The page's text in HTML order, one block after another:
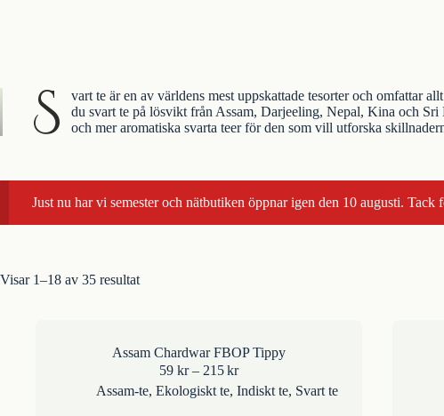
S
vart te är en av världens mest uppskattade tesorter och omfattar
du svart te på lösvikt från Assam, Darjeeling, Nepal, Kina och
och mer aromatiska svarta teer för den som vill utforska
Just nu har vi semester och nätbutiken öppnar igen den 10 augusti.
Visar 1–18 av 35 resultat
Assam Chardwar FBOP Tippy
59 kr – 215 krPrisintervall:
59kr
Assam-te, Ekologiskt te, Indiskt te, Svart te